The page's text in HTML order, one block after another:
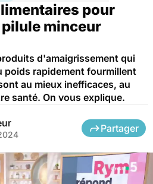
pour
minceur
d'amaigrissement qui
poids rapidement fourmillent
au mieux inefficaces, au
santé. On vous explique.
Partager